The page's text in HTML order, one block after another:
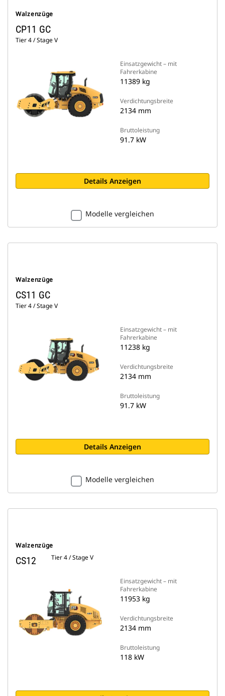
Walzenzüge
CP11 GC
Tier 4 / Stage V
Einsatzgewicht – mit
Fahrerkabine
11389 kg
Verdichtungsbreite
2134 mm
Bruttoleistung
91.7 kW
Details Anzeigen
Modelle vergleichen
Walzenzüge
CS11 GC
Tier 4 / Stage V
Einsatzgewicht – mit
Fahrerkabine
11238 kg
Verdichtungsbreite
2134 mm
Bruttoleistung
91.7 kW
Details Anzeigen
Modelle vergleichen
Walzenzüge
CS12 Tier 4 / Stage V
Einsatzgewicht – mit
Fahrerkabine
11953 kg
Verdichtungsbreite
2134 mm
Bruttoleistung
118 kW